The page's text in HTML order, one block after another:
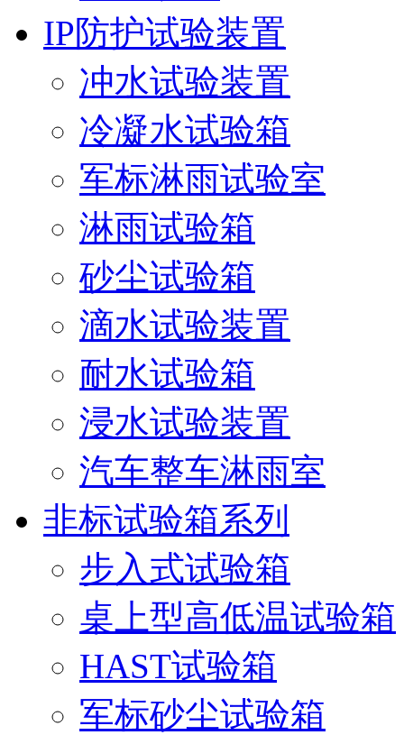
IP防护试验装置
冲水试验装置
冷凝水试验箱
军标淋雨试验室
淋雨试验箱
砂尘试验箱
滴水试验装置
耐水试验箱
浸水试验装置
汽车整车淋雨室
非标试验箱系列
步入式试验箱
桌上型高低温试验箱
HAST试验箱
军标砂尘试验箱